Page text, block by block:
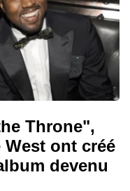
Throne",
West ont créé
devenu